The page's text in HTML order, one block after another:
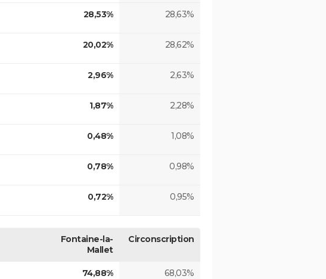
28,53% 28,63%
20,02% 28,62%
2,96% 2,63%
1,87% 2,28%
0,48% 1,08%
0,78% 0,98%
0,72% 0,95%
Fontaine-la-
Mallet
Circonscription
74,88% 68,03%